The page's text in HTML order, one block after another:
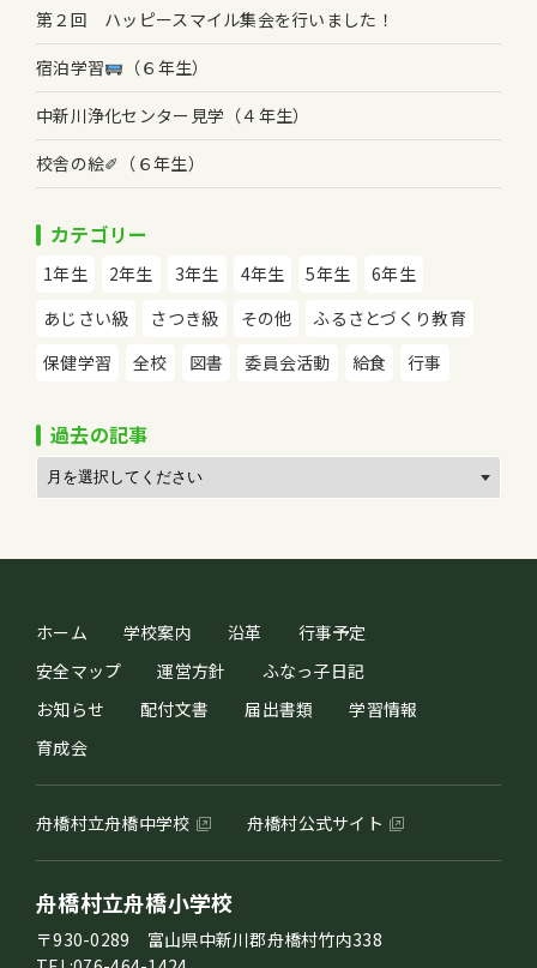
第２回 ハッピースマイル集会を行いました！
宿泊学習
（６年生）
中新川浄化センター見学（４年生）
校舎の絵✐（６年生）
カテゴリー
1年生 2年生 3年生 4年生 5年生
6年生
あじさい級
さつき級 その他
ふるさとづくり教育
保健学習
全校 図書 委員会活動 給食 行事
過去の記事
ホーム 学校案内 沿革
行事予定
安全マップ
運営方針
ふなっ子日記
お知らせ
配付文書 届出書類
学習情報
育成会
舟橋村立舟橋中学校 舟橋村公式サイト
舟橋村立舟橋小学校
〒930-0289 富山県中新川郡舟橋村竹内338